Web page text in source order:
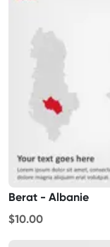
Berat - Albanie
$10.00